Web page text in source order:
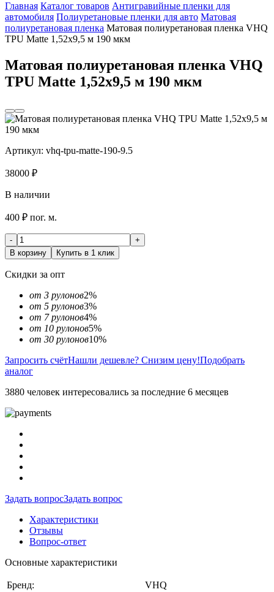
Главная Каталог товаров Антигравийные пленки для
автомобиля Полиуретановые пленки для авто Матовая
полиуретановая пленка Матовая полиуретановая пленка VHQ
TPU Matte 1,52х9,5 м 190 мкм
Матовая полиуретановая пленка VHQ
TPU Matte 1,52х9,5 м 190 мкм
Артикул: vhq-tpu-matte-190-9.5
38000 ₽
В наличии
400 ₽ пог. м.
-
+
В корзину
Купить в 1 клик
Скидки за опт
от 3 рулонов2%
от 5 рулонов3%
от 7 рулонов4%
от 10 рулонов5%
от 30 рулонов10%
Запросить счётНашли дешевле? Снизим цену!Подобрать
аналог
3880 человек интересовались за последние 6 месяцев
Задать вопросЗадать вопрос
Характеристики
Отзывы
Вопрос-ответ
Основные характеристики
Бренд:
VHQ